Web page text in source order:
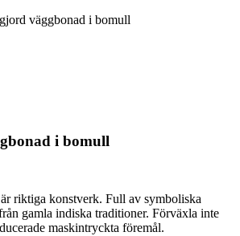
väggbonad i bomull
i bomull
riktiga konstverk. Full av symboliska
gamla indiska traditioner. Förväxla inte
maskintryckta föremål.